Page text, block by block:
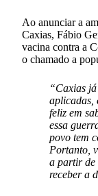
Ao anunciar a
Caxias, Fábio
vacina contra a
o chamado a
“Caxias
aplicadas,
feliz em
essa
povo tem
Portanto,
a partir de
receber a